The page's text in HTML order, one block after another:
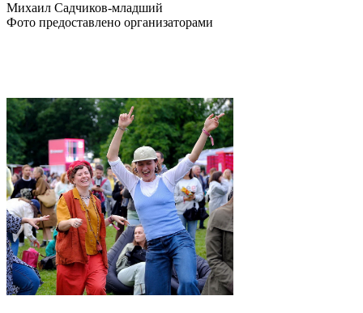
Михаил Садчиков-младший
Фото предоставлено организаторами